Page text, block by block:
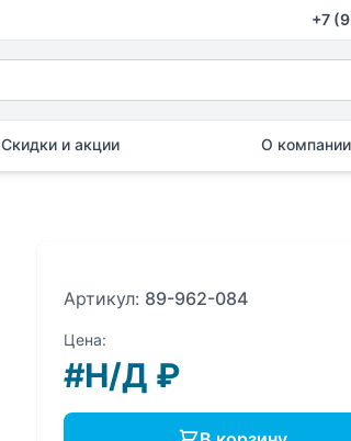
+7
Скидки и акции О компании
Артикул: 89-962-084
Цена:
#Н/Д ₽